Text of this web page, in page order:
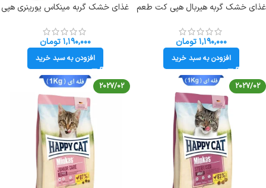
غذای خشک گربه هیربال هپی کت طعم
Hairball
۱,۱۹۰,۰۰۰ تومان
افزودن به سبد خرید
غذای خشک گربه مینکاس یورینری هپی
Happycat Urinary
۱,۱۹۰,۰۰۰ تومان
افزودن به سبد خرید
2027/02
2027/02